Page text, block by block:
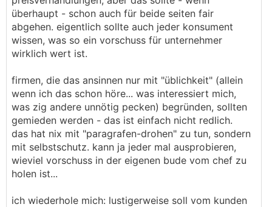
überhaupt - schon auch für beide seiten fair
abgehen. eigentlich sollte auch jeder konsument
wissen, was so ein vorschuss für unternehmer
wirklich wert ist.
firmen, die das ansinnen nur mit "üblichkeit" (allein
wenn ich das schon höre... was interessiert mich,
was zig andere unnötig pecken) begründen, sollten
gemieden werden - das ist einfach nicht redlich.
das hat nix mit "paragrafen-drohen" zu tun, sondern
mit selbstschutz. kann ja jeder mal ausprobieren,
wieviel vorschuss in der eigenen bude vom chef zu
holen ist...
ich wiederhole mich: lustigerweise soll vom kunden